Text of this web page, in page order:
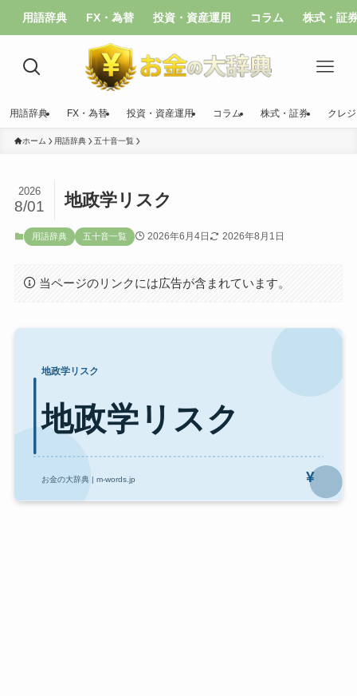
用語辞典 FX・為替 投資・資産運用 コラム 株式・証
用語辞典 FX・為替 投資・資産運用 コラム 株式・証券 クレ
ホーム 用語辞典 五十音一覧
地政学リスク
2026
8/01
用語辞典 五十音一覧 2026年6月4日 2026年8月1日
当ページのリンクには広告が含まれています。